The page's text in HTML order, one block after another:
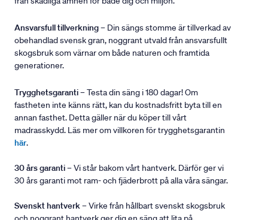
Ansvarsfull tillverkning– Din sängs stomme är tillverkad av
obehandlad svensk gran, noggrant utvald från ansvarsfullt
skogsbruk som värnar om både naturen och framtida
generationer.
Trygghetsgaranti– Testa din säng i 180 dagar! Om
fastheten inte känns rätt, kan du kostnadsfritt byta till en
annan fasthet. Detta gäller när du köper till vårt
madrasskydd. Läs mer om villkoren för trygghetsgarantin
här.
30 års garanti– Vi står bakom vårt hantverk. Därför ger vi
30 års garanti mot ram- och fjäderbrott på alla våra sängar.
Svenskt hantverk– Virke från hållbart svenskt skogsbruk